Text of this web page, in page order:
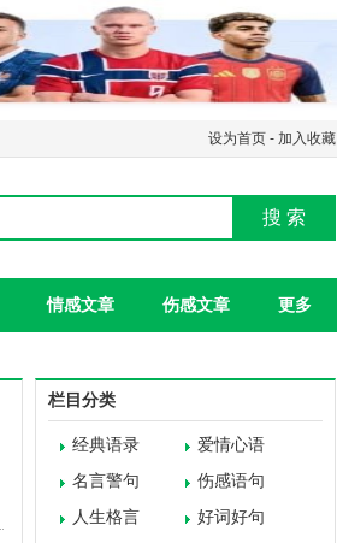
设为首页 - 加入收藏
搜 索
情感文章 伤感文章 更多
栏目分类
经典语录
爱情心语
名言警句
伤感语句
人生格言
好词好句